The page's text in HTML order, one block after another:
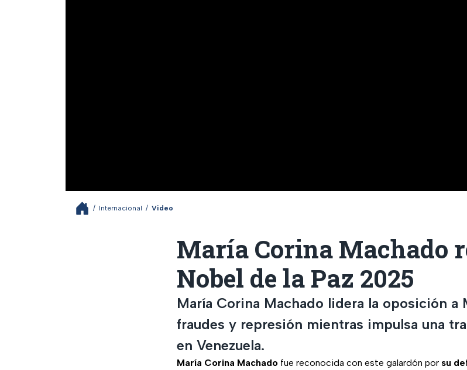
/ Internacional / Video
María Corina Machado
Nobel de la Paz 2025
María Corina Machado lidera la oposición a
fraudes y represión mientras impulsa una
en Venezuela.
María Corina Machado fue reconocida con este galardón por su